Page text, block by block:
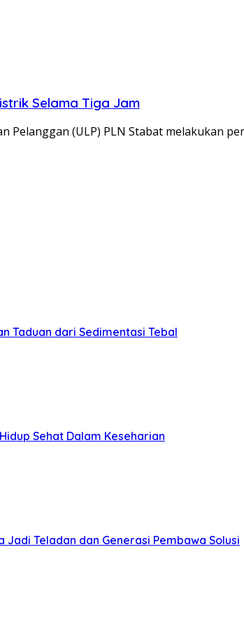
Selama Tiga Jam
Pelanggan (ULP) PLN Stabat melakukan
Taduan dari Sedimentasi Tebal
Sehat Dalam Keseharian
Teladan dan Generasi Pembawa Solusi